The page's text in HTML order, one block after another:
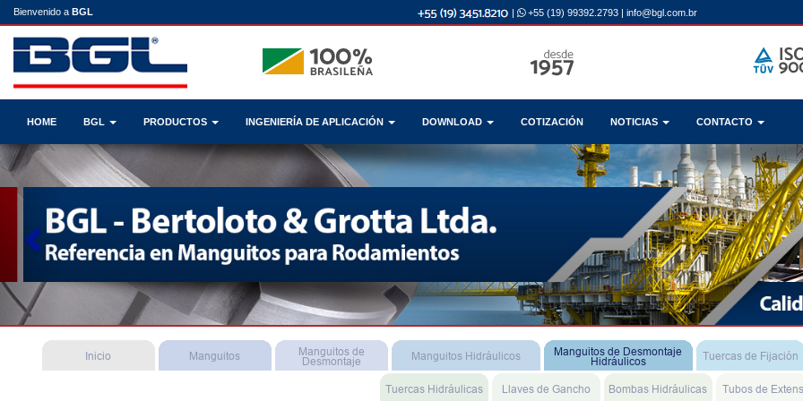
Bienvenido a BGL | +55 (19) 99392.2793 | info@bgl.com.br
HOME BGL PRODUCTOS INGENIERÍA DE APLICACIÓN DOWNLOAD COTIZACIÓN NOTICIAS CONTACTO
Previous